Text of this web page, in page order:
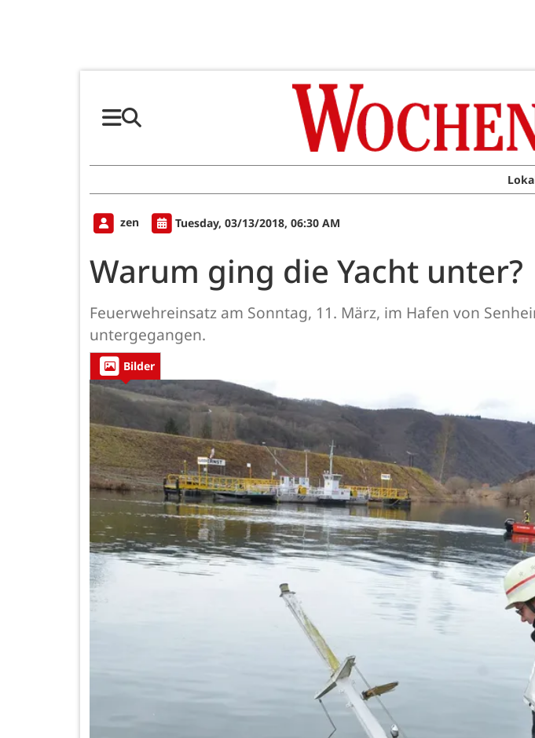
zen Tuesday, 03/13/2018, 06:30 AM
Warum ging die Yacht unter?
Feuerwehreinsatz am Sonntag, 11. März, im Hafen von
untergegangen.
Bilder